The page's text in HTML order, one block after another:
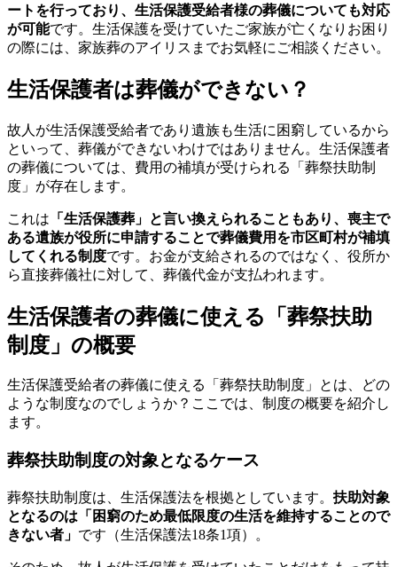
ートを行っており、生活保護受給者様の葬儀についても対応
が可能です。生活保護を受けていたご家族が亡くなりお困り
の際には、家族葬のアイリスまでお気軽にご相談ください。
生活保護者は葬儀ができない？
故人が生活保護受給者であり遺族も生活に困窮しているから
といって、葬儀ができないわけではありません。生活保護者
の葬儀については、費用の補填が受けられる「葬祭扶助制
度」が存在します。
これは 「生活保護葬」と言い換えられることもあり、喪主で
ある遺族が役所に申請することで葬儀費用を市区町村が補填
してくれる制度です。お金が支給されるのではなく、役所か
ら直接葬儀社に対して、葬儀代金が支払われます。
生活保護者の葬儀に使える「葬祭扶助
制度」の概要
生活保護受給者の葬儀に使える「葬祭扶助制度」とは、どの
ような制度なのでしょうか？ここでは、制度の概要を紹介し
ます。
葬祭扶助制度の対象となるケース
葬祭扶助制度は、生活保護法を根拠としています。 扶助対象
となるのは「困窮のため最低限度の生活を維持することので
きない者」 です（生活保護法18条1項）。